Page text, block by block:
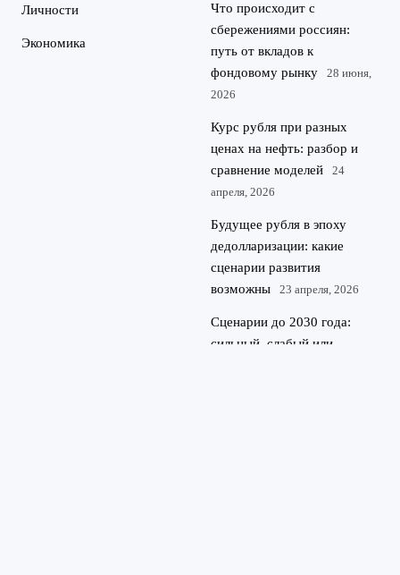
Личности
Экономика
Что происходит с
сбережениями россиян:
путь от вкладов к
фондовому рынку
28 июня,
2026
Курс рубля при разных
ценах на нефть: разбор и
сравнение моделей
24
апреля, 2026
Будущее рубля в эпоху
дедолларизации: какие
сценарии развития
возможны
23 апреля, 2026
Сценарии до 2030 года:
сильный, слабый или